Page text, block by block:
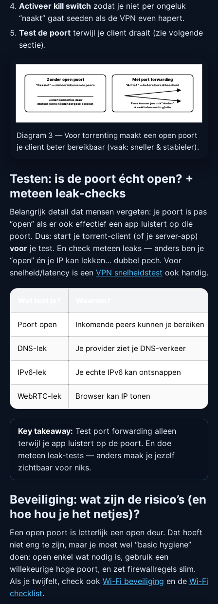
Activeer kill switch zodat je niet per ongeluk
“naakt” gaat seeden als de VPN even hapert.
Test de poort terwijl je client draait (zie volgende
sectie).
Zonder open poort
“Passief” — minder inkomende peers
Je start connecties, maar
mensen kunnen je minder goed bereiken
Met port forwarding
“Actief” — betere bereikbaarheid
Peers kunnen jou ook “vinden”
→ vaak betere seeding/ratio
Diagram 3 — Voor torrenting maakt een open poort
je client beter bereikbaar (vaak: sneller & stabieler).
Testen: is de poort écht open? +
meteen leak-checks
Belangrijk detail dat mensen vergeten: je poort is pas
“open” als er ook effectief een app luistert op die
poort. Dus: start je torrent-client (of je server-app)
voor je test. En check meteen leaks — anders ben je
“open” én je IP kan lekken… dubbel pech. Voor
snelheid/latency is een VPN snelheidstest ook handig.
Poort open Inkomende peers kunnen je bereiken
DNS-lek Je provider ziet je DNS-verkeer
IPv6-lek Je echte IPv6 kan ontsnappen
WebRTC-lek Browser kan IP tonen
Key takeaway: Test port forwarding alleen
terwijl je app luistert op de poort. En doe
meteen leak-tests — anders maak je jezelf
zichtbaar voor niks.
Beveiliging: wat zijn de risico’s (en
hoe hou je het netjes)?
Een open poort is letterlijk een open deur. Dat hoeft
niet eng te zijn, maar je moet wel “basic hygiene”
doen: open enkel wat nodig is, gebruik een
willekeurige hoge poort, en zet firewallregels slim.
Als je twijfelt, check ook Wi-Fi beveiliging en de Wi-Fi
checklist.